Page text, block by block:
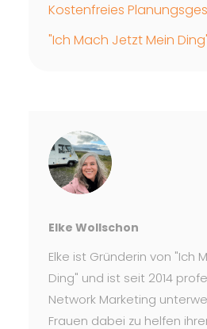
Kostenfreies
"Ich Mach Jetzt Mein
Elke Wollschon
Elke ist Gründerin von "Ich
Ding" und ist seit 2014
Network Marketing
Frauen dabei zu helfen